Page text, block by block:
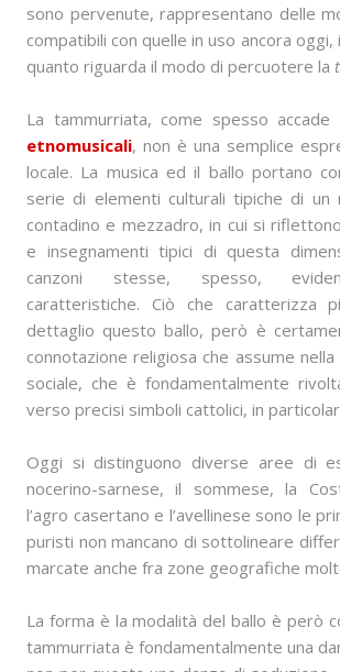
sono pervenute, rappresentano delle
compatibili con quelle in uso ancora
quanto riguarda il modo di percuotere la
La tammurriata, come spesso
etnomusicali, non è una semplice
locale. La musica ed il ballo portano
serie di elementi culturali tipiche di un
contadino e mezzadro, in cui si
e insegnamenti tipici di questa
canzoni stesse, spesso,
caratteristiche. Ciò che caratterizza
dettaglio questo ballo, però è
connotazione religiosa che assume
sociale, che è fondamentalmente
verso precisi simboli cattolici, in
Oggi si distinguono diverse aree di
nocerino-sarnese, il sommese, la
l’agro casertano e l’avellinese sono le
puristi non mancano di sottolineare
marcate anche fra zone geografiche
La forma è la modalità del ballo è però
tammurriata è fondamentalmente una